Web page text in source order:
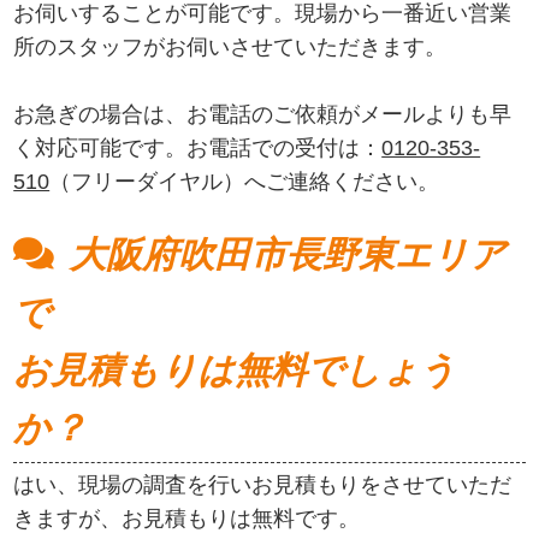
お伺いすることが可能です。現場から一番近い営業
所のスタッフがお伺いさせていただきます。
お急ぎの場合は、お電話のご依頼がメールよりも早
く対応可能です。お電話での受付は：0120-353-
510 （フリーダイヤル）へご連絡ください。
大阪府吹田市長野東エリア
で
お見積もりは無料でしょう
か？
はい、現場の調査を行いお見積もりをさせていただ
きますが、お見積もりは無料です。